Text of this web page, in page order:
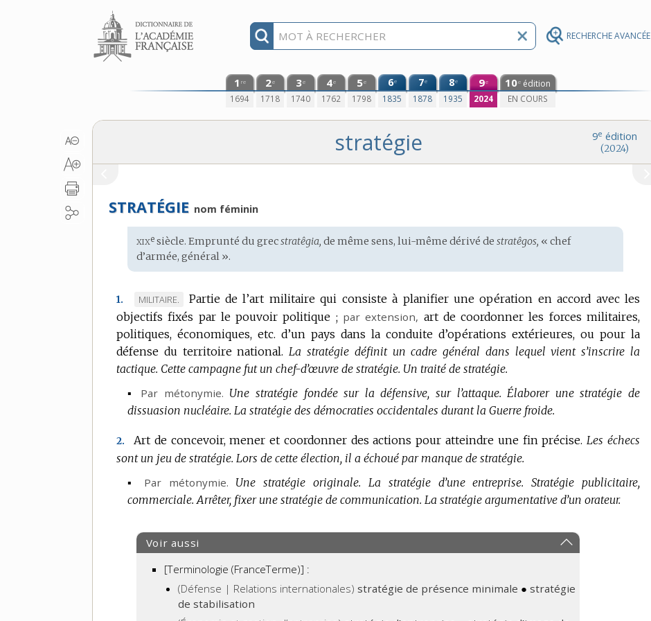
RECHERCHE AVANCÉE
Aller au contenu
1 re
1694
2e
1718
3e
1740
4e
1762
5e
1798
6e
1835
7e
1878
8e
1935
9e
2024
10e édition
EN COURS
9e édition
(2024)
stratégie
STRATÉGIE nom féminin
Étymologie
:
xixe siècle. Emprunté dugrecstratêgia, de même sens, lui-même dérivé destratêgos, « chef
d’armée, général ».
1.
MARQUE
DE
DOMAINE
:
MILITAIRE.
Partie de l’art militaire qui consiste à planifier une opération en accord avec les
objectifs fixés par le pouvoir politique ; par extension, art de coordonner les forces militaires,
politiques, économiques, etc. d’un pays dans la conduite d’opérations extérieures, ou pour la
défense du territoire national. La stratégie définit un cadre général dans lequel vient s’inscrire la
tactique. Cette campagne fut un chef-d’œuvre de stratégie. Un traité de stratégie.
▪ Par métonymie. Une stratégie fondée sur la défensive, sur l’attaque. Élaborer une stratégie de
dissuasion nucléaire. La stratégie des démocraties occidentales durant la Guerre froide.
2. Art de concevoir, mener et coordonner des actions pour atteindre une fin précise. Les échecs
sont un jeu de stratégie. Lors de cette élection, il a échoué par manque de stratégie.
▪ Par métonymie. Une stratégie originale. La stratégie d’une entreprise.
Stratégie publicitaire,
commerciale. Arrêter, fixer une stratégie de communication. La stratégie argumentative d’un orateur.
Voir aussi
[Terminologie (FranceTerme)] :
(Défense | Relations internationales) stratégie de présence minimale ● stratégie
de stabilisation